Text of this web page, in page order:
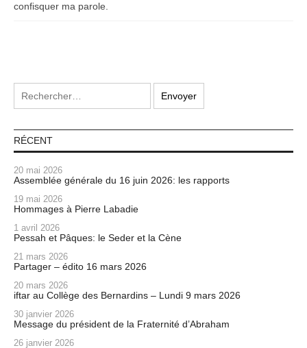
confisquer ma parole.
RÉCENT
20 mai 2026
Assemblée générale du 16 juin 2026: les rapports
19 mai 2026
Hommages à Pierre Labadie
1 avril 2026
Pessah et Pâques: le Seder et la Cène
21 mars 2026
Partager – édito 16 mars 2026
20 mars 2026
iftar au Collège des Bernardins – Lundi 9 mars 2026
30 janvier 2026
Message du président de la Fraternité d’Abraham
26 janvier 2026